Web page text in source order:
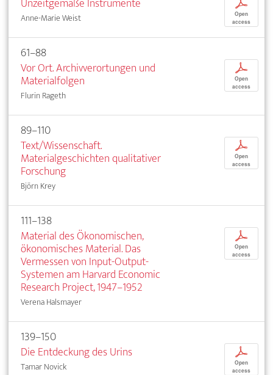
Anne-Marie Weist
p
Open
access
61–88
Vor Ort. Archivverortungen und
Materialfolgen
Flurin Rageth
p
Open
access
89–110
Text/Wissenschaft.
Materialgeschichten qualitativer
Forschung
Björn Krey
p
Open
access
111–138
Material des Ökonomischen,
ökonomisches Material. Das
Vermessen von Input-Output-
Systemen am Harvard Economic
Research Project, 1947–1952
Verena Halsmayer
p
Open
access
139–150
Die Entdeckung des Urins
Tamar Novick
p
Open
access